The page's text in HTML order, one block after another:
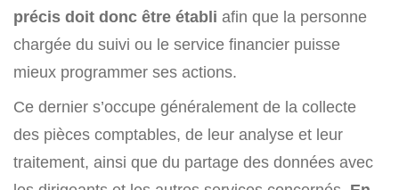
précis doit donc être établi afin que la personne
chargée du suivi ou le service financier puisse
mieux programmer ses actions.
Ce dernier s’occupe généralement de la collecte
des pièces comptables, de leur analyse et leur
traitement, ainsi que du partage des données avec